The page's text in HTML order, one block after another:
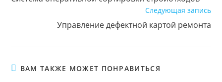
статьи
Следующая запись
Управление дефектной картой ремонта
ВАМ ТАКЖЕ МОЖЕТ ПОНРАВИТЬСЯ